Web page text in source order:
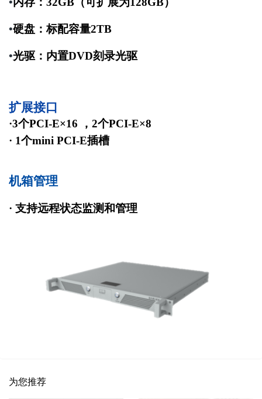
•硬盘：标配容量2TB
•光驱：内置DVD刻录光驱
扩展接口
·3个PCI-E×16 ， 2个PCI-E×8
· 1个mini PCI-E插槽
机箱管理
· 支持远程状态监测和管理
为您推荐